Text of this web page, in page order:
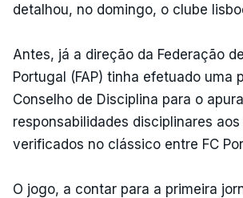
detalhou, no domingo, o clube
Antes, já a direção da Federação
Portugal (FAP) tinha efetuado uma
Conselho de Disciplina para o
responsabilidades disciplinares
verificados no clássico entre FC
O jogo, a contar para a primeira